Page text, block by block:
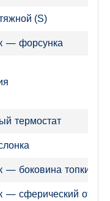
(S)
— форсунка
термостат
— боковина топки
сферический отсек